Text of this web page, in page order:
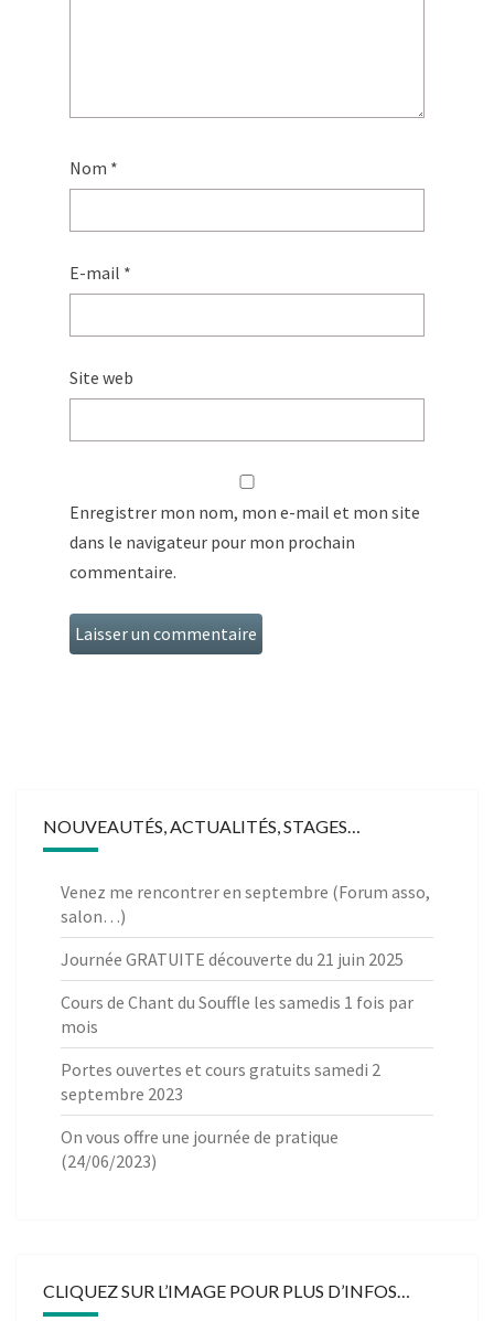
Nom *
E-mail *
Site web
Enregistrer mon nom, mon e-mail et mon site
dans le navigateur pour mon prochain
commentaire.
NOUVEAUTÉS, ACTUALITÉS, STAGES…
Venez me rencontrer en septembre (Forum asso,
salon…)
Journée GRATUITE découverte du 21 juin 2025
Cours de Chant du Souffle les samedis 1 fois par
mois
Portes ouvertes et cours gratuits samedi 2
septembre 2023
On vous offre une journée de pratique
(24/06/2023)
CLIQUEZ SUR L’IMAGE POUR PLUS D’INFOS…